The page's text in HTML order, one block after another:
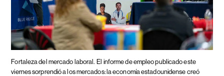
Fortaleza del mercado laboral. El informe de empleo publicado este
viernes sorprendió a los mercados: la economía estadounidense creó